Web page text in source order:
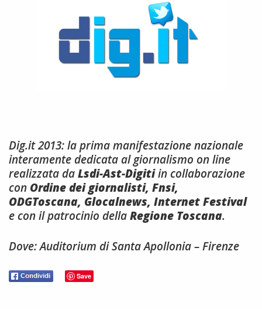
Dig.it 2013: la prima manifestazione nazionale
interamente dedicata al giornalismo on line
realizzata daLsdi-Ast-Digitiin collaborazione
con Ordine dei giornalisti, Fnsi,
ODGToscana, Glocalnews, Internet Festival
e con il patrocinio dellaRegione Toscana.
Dove: Auditorium di Santa Apollonia – Firenze
Save